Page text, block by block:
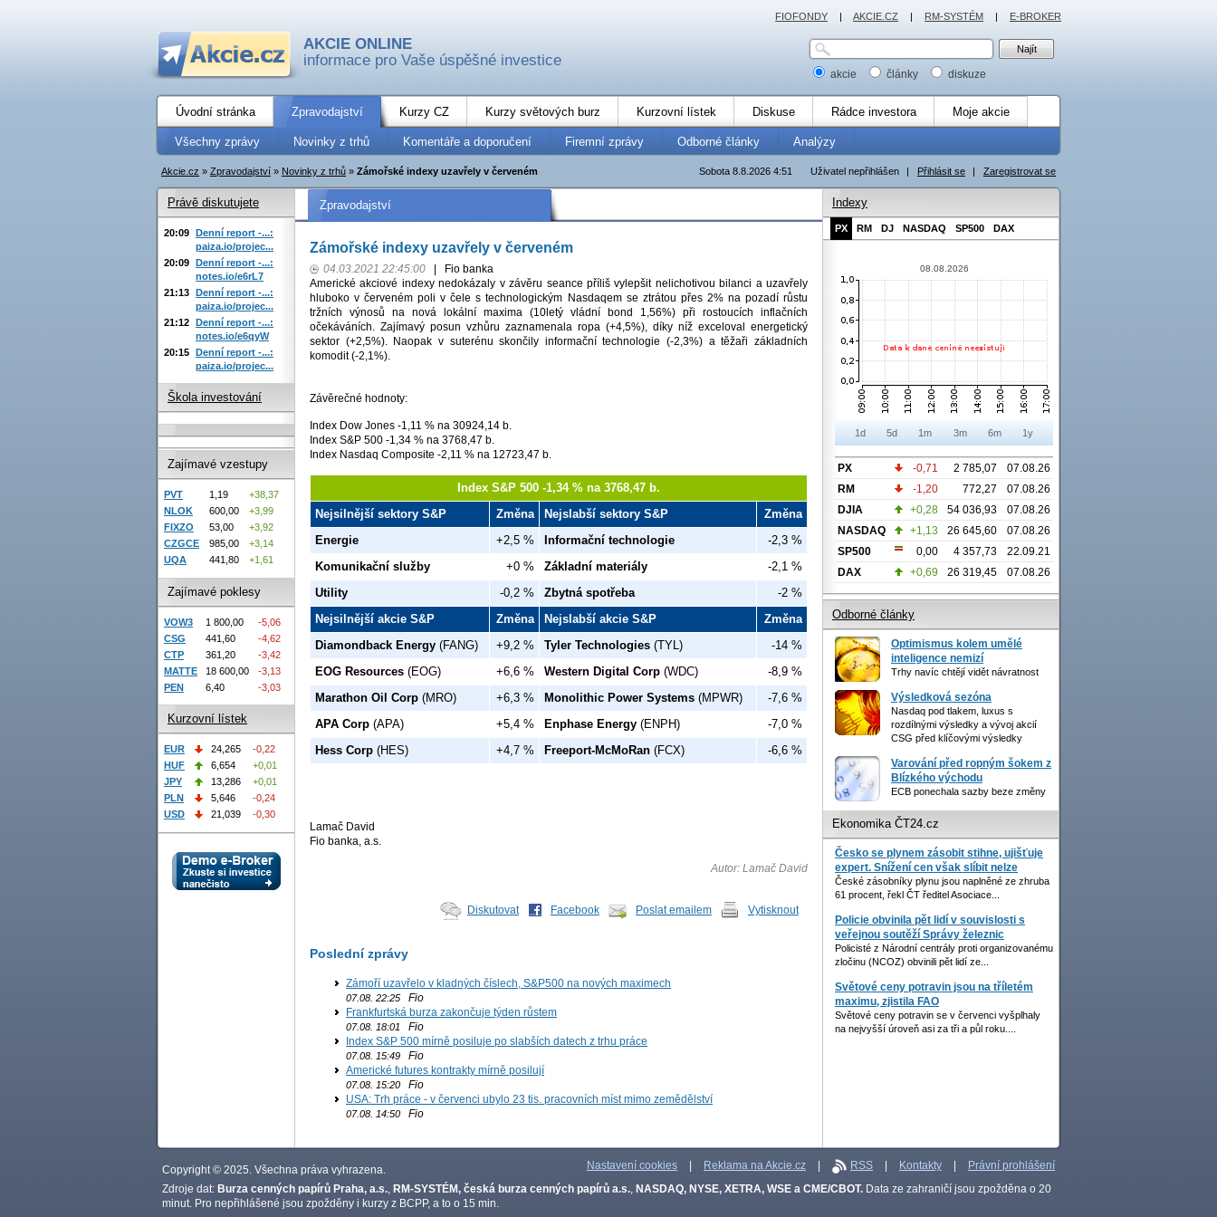
AKCIE ONLINE
informace pro Vaše úspěšné investice
akcie články diskuze
Úvodní stránka Zpravodajství Kurzy CZ Kurzy světových burz Kurzovní lístek Diskuse Rádce investora Moje akcie
Všechny zprávy Novinky z trhů Komentáře a doporučení Firemní zprávy Odborné články Analýzy
Uživatel nepřihlášen | Přihlásit se | Zaregistrovat se
Sobota 8.8.2026 4:51
Akcie.cz » Zpravodajství » Novinky z trhů » Zámořské indexy uzavřely v červeném
Zpravodajství
Zámořské indexy uzavřely v červeném
04.03.2021 22:45:00
Fio banka
Americké akciové indexy nedokázaly v závěru seance příliš vylepšit nelichotivou bilanci a uzavřely
hluboko v červeném poli v čele s technologickým Nasdaqem se ztrátou přes 2% na pozadí růstu
tržních výnosů na nová lokální maxima (10letý vládní bond 1,56%) při rostoucích inflačních
očekáváních. Zajímavý posun vzhůru zaznamenala ropa (+4,5%), díky níž exceloval energetický
sektor (+2,5%). Naopak v suterénu skončily informační technologie (-2,3%) a těžaři základních
komodit (-2,1%).
Závěrečné hodnoty:
Index Dow Jones -1,11 % na 30924,14 b.
Index S&P 500 -1,34 % na 3768,47 b.
Index Nasdaq Composite -2,11 % na 12723,47 b.
Index S&P 500 -1,34 % na 3768,47 b.
Nejsilnější sektory S&P
Změna Nejslabší sektory S&P
Změna
Energie
+2,5 % Informační technologie
-2,3 %
Komunikační služby
+0 % Základní materiály
-2,1 %
Utility
-0,2 % Zbytná spotřeba
-2 %
Nejsilnější akcie S&P
Změna Nejslabší akcie S&P
Změna
Diamondback Energy (FANG) +9,2 % Tyler Technologies (TYL)
-14 %
EOG Resources (EOG) +6,6 % Western Digital Corp (WDC)
-8,9 %
Marathon Oil Corp (MRO) +6,3 % Monolithic Power Systems (MPWR)
-7,6 %
APA Corp (APA) +5,4 % Enphase Energy (ENPH)
-7,0 %
Hess Corp (HES) +4,7 % Freeport-McMoRan (FCX) -6,6 %
Lamač David
Fio banka, a.s.
Autor: Lamač David
Diskutovat Facebook Poslat emailem Vytisknout
Poslední zprávy
Zámoří uzavřelo v kladných číslech, S&P500 na nových maximech
07.08. 22:25 Fio
Frankfurtská burza zakončuje týden růstem
07.08. 18:01
Fio
Index S&P 500 mírně posiluje po slabších datech z trhu práce
07.08. 15:49 Fio
Americké futures kontrakty mírně posilují
07.08. 15:20 Fio
USA: Trh práce - v červenci ubylo 23 tis. pracovních míst mimo zemědělství
07.08. 14:50 Fio
Právě diskutujete
20:09 Denní report -...:
paiza.io/projec...
20:09 Denní report -...:
notes.io/e6rL7
21:13 Denní report -...:
paiza.io/projec...
21:12 Denní report -...:
notes.io/e6qyW
20:15 Denní report -...:
paiza.io/projec...
Škola investování
Zajímavé vzestupy
PVT 1,19
+38,37
NLOK
600,00
+3,99
FIXZO
53,00
+3,92
CZGCE
985,00
+3,14
UQA
441,80 +1,61
Zajímavé poklesy
VOW3 1 800,00
-5,06
CSG
441,60
-4,62
CTP
361,20
-3,42
MATTE
18 600,00
-3,13
PEN
6,40 -3,03
Kurzovní lístek
EUR 24,265
-0,22
HUF
6,654
+0,01
JPY
13,286
+0,01
PLN
5,646
-0,24
USD
21,039 -0,30
Indexy
PX RM DJ NASDAQ SP500 DAX
08.08.2026
1d 5d 1m 3m 6m 1y
PX -0,71 2 785,07
07.08.26
RM
-1,20 772,27
07.08.26
DJIA
+0,28 54 036,93
07.08.26
NASDAQ
+1,13 26 645,60
07.08.26
SP500
0,00 4 357,73
22.09.21
DAX
+0,69 26 319,45 07.08.26
Odborné články
Optimismus kolem umělé
inteligence nemizí
Trhy navíc chtějí vidět návratnost
Výsledková sezóna
Nasdaq pod tlakem, luxus s
rozdílnými výsledky a vývoj akcií
CSG před klíčovými výsledky
Varování před ropným šokem z
Blízkého východu
ECB ponechala sazby beze změny
Ekonomika ČT24.cz
Česko se plynem zásobit stihne, ujišťuje
expert. Snížení cen však slíbit nelze
České zásobníky plynu jsou naplněné ze zhruba
61 procent, řekl ČT ředitel Asociace...
Policie obvinila pět lidí v souvislosti s
veřejnou soutěží Správy železnic
Policisté z Národní centrály proti organizovanému
zločinu (NCOZ) obvinili pět lidí ze...
Světové ceny potravin jsou na tříletém
maximu, zjistila FAO
Světové ceny potravin se v červenci vyšplhaly
na nejvyšší úroveň asi za tři a půl roku....
FIOFONDY | AKCIE.CZ | RM-SYSTÉM | E-BROKER
Nastavení cookies | Reklama na Akcie.cz | RSS | Kontakty | Právní prohlášení
Copyright © 2025. Všechna práva vyhrazena.
Zdroje dat: Burza cenných papírů Praha, a.s. RM-SYSTÉM, česká burza cenných papírů a.s. NASDAQ, NYSE, XETRA, WSE a CME/CBOT. Data ze zahraničí jsou zpožděna o 20
minut. Pro nepřihlášené jsou zpožděny i kurzy z BCPP, a to o 15 min.